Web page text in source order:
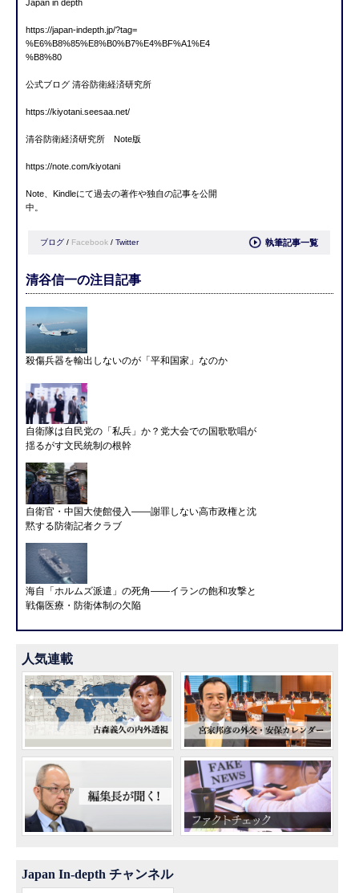
Japan in depth
https://japan-indepth.jp/?tag=
%E6%B8%85%E8%B0%B7%E4%BF%A1%E4
%B8%80
公式ブログ 清谷防衛経済研究所
https://kiyotani.seesaa.net/
清谷防衛経済研究所 Note版
https://note.com/kiyotani
Note、Kindleにて過去の著作や独自の記事を公開
中。
ブログ / Facebook /Twitter 執筆記事一覧
清谷信一の注目記事
殺傷兵器を輸出しないのが「平和国家」なのか
自衛隊は自民党の「私兵」か？党大会での国歌歌唱が
揺るがす文民統制の根幹
自衛官・中国大使館侵入——謝罪しない高市政権と沈
黙する防衛記者クラブ
海自「ホルムズ派遣」の死角――イランの飽和攻撃と
戦傷医療・防衛体制の欠陥
人気連載
Japan In-depth チャンネル